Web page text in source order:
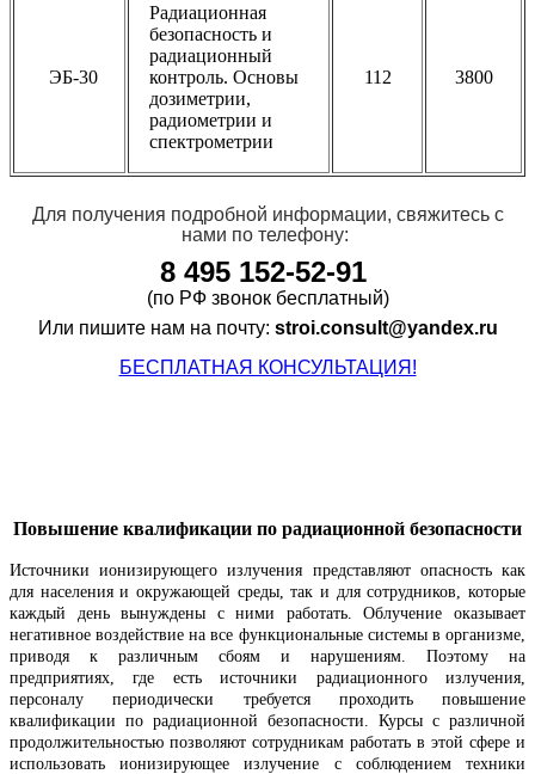
ЭБ-30
Радиационная
безопасность и
радиационный
контроль. Основы
дозиметрии,
радиометрии и
спектрометрии
112 3800
Для получения подробной информации, свяжитесь с
нами по телефону:
8 495 152-52-91
(по РФ звонок бесплатный)
Или пишите нам на почту: stroi.consult@yandex.ru
БЕСПЛАТНАЯ КОНСУЛЬТАЦИЯ!
Повышение квалификации по радиационной безопасности
Источники ионизирующего излучения представляют опасность как
для населения и окружающей среды, так и для сотрудников, которые
каждый день вынуждены с ними работать. Облучение оказывает
негативное воздействие на все функциональные системы в организме,
приводя к различным сбоям и нарушениям. Поэтому на
предприятиях, где есть источники радиационного излучения,
персоналу периодически требуется проходить повышение
квалификации по радиационной безопасности. Курсы с различной
продолжительностью позволяют сотрудникам работать в этой сфере и
использовать ионизирующее излучение с соблюдением техники